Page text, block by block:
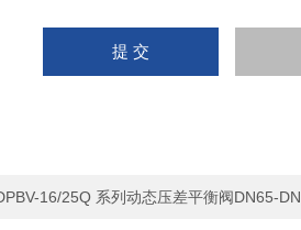
16/25Q 系列动态压差平衡阀DN65-